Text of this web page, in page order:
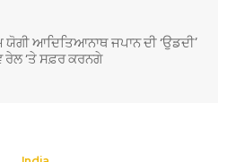
ਆਦਿਤਿਆਨਾਥ ਜਪਾਨ ਦੀ ‘ਉਡਦੀ’
ਰੇਲ ‘ਤੇ ਸਫ਼ਰ ਕਰਨਗੇ